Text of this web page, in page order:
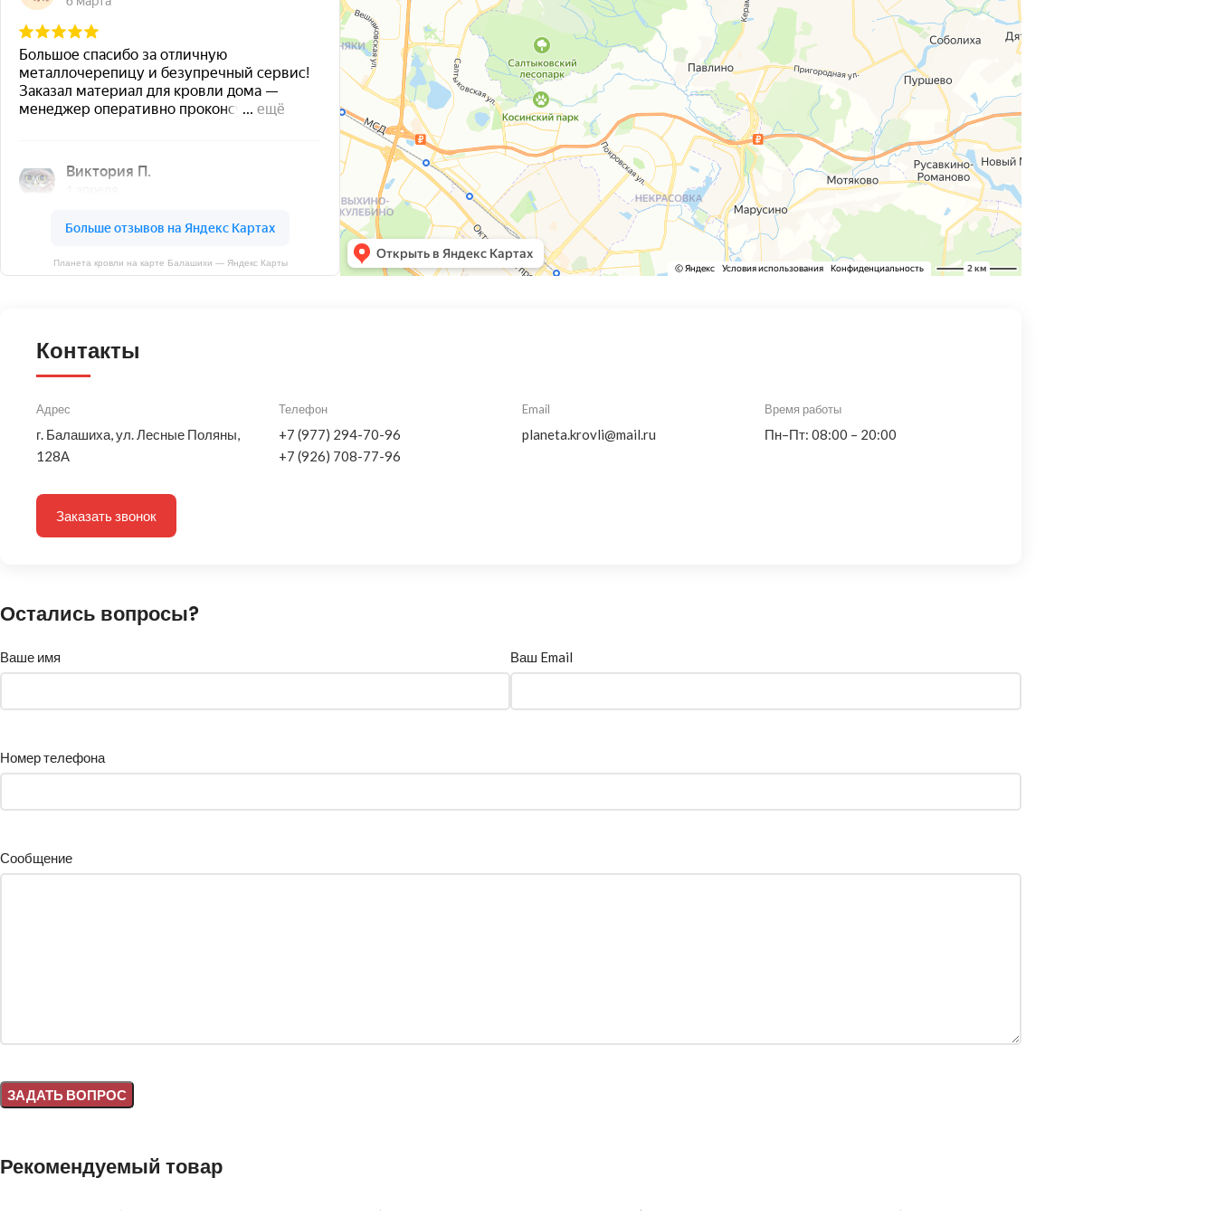
Планета кровли на карте Балашихи — Яндекс Карты
Контакты
Адрес
г. Балашиха, ул. Лесные Поляны,
128А
Телефон
+7 (977) 294-70-96
+7 (926) 708-77-96
Email
planeta.krovli@mail.ru
Время работы
Пн–Пт: 08:00 – 20:00
Заказать звонок
Остались вопросы?
Ваше имя Ваш Email
Номер телефона
Сообщение
Рекомендуемый товар